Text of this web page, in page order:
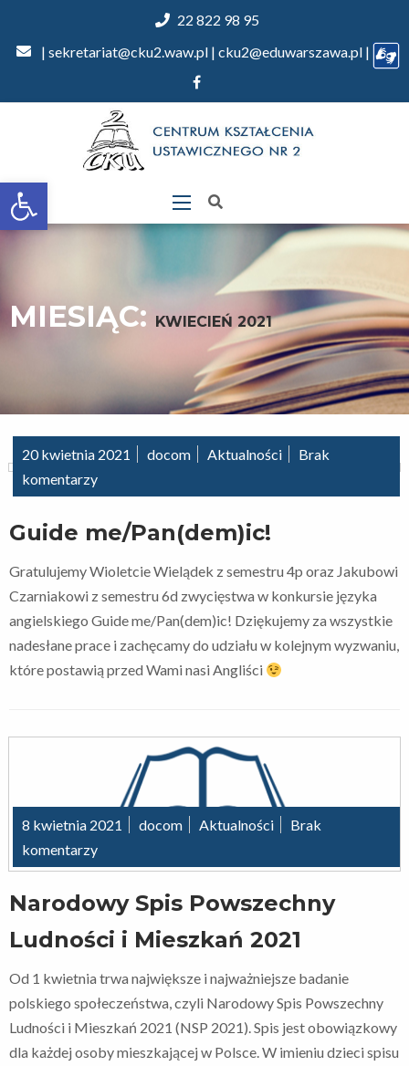
Otwórz
pasek
22 822 98 95
| sekretariat@cku2.waw.pl | cku2@eduwarszawa.pl |
MIESIĄC: KWIECIEŃ 2021
20 kwietnia 2021 docom Aktualności
Brak
komentarzy
Guide me/Pan(dem)ic!
Gratulujemy Wioletcie Wielądek z semestru 4p oraz Jakubowi
Czarniakowi z semestru 6d zwycięstwa w konkursie języka
angielskiego Guide me/Pan(dem)ic! Dziękujemy za wszystkie
nadesłane prace i zachęcamy do udziału w kolejnym wyzwaniu,
które postawią przed Wami nasi Angliści
8 kwietnia 2021 docom Aktualności
Brak
komentarzy
Narodowy Spis Powszechny
Ludności i Mieszkań 2021
Od 1 kwietnia trwa największe i najważniejsze badanie
polskiego społeczeństwa, czyli Narodowy Spis Powszechny
Ludności i Mieszkań 2021 (NSP 2021). Spis jest obowiązkowy
dla każdej osoby mieszkającej w Polsce. W imieniu dzieci spisu